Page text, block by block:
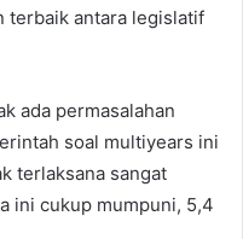
terbaik antara legislatif
ada permasalahan
soal multiyears ini
terlaksana sangat
ini cukup mumpuni, 5,4